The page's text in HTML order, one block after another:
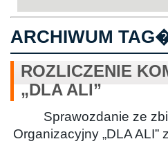
ARCHIWUM
ROZLICZENIE
„DLA ALI”
Sprawozdanie ze
Organizacyjny „DLA